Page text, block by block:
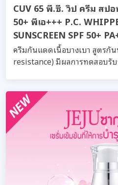
CUV 65 พี.ซี. วิป ครีม สป
50+ พีเอ+++ P.C.
SUNSCREEN SPF 50+
ครีมกันแดดเนื้อบางเบา สูตรกั
resistance) มีผลการทดสอบรั